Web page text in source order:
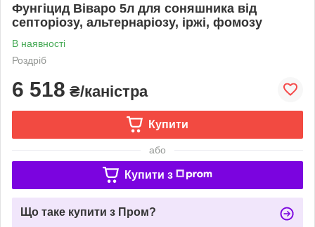
Фунгіцид Віваро 5л для соняшника від
септоріозу, альтернаріозу, іржі, фомозу
В наявності
Роздріб
6 518 ₴/каністра
Купити
або
Купити з
Що таке купити з Пром?